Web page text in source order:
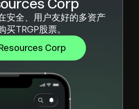
Corp
安全、用户友好的多资产
买TRGP股票。
Corp